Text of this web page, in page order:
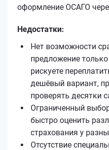
оформление ОСАГО
Недостатки:
Нет возможности
предложение
рискуете
дешёвый вариант,
проверять десятки
Ограниченный
быстро оценить
страхования у
Отсутствие